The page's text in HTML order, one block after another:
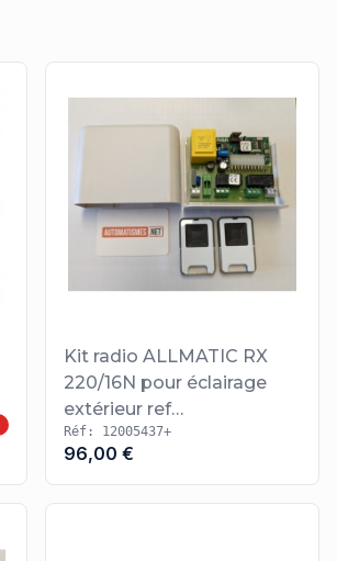
Kit radio ALLMATIC RX
220/16N pour éclairage
extérieur ref
12005437+12006320
Réf: 12005437+
96,00 €